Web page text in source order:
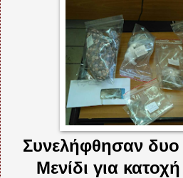
Συνελήφθησαν
Μενίδι για